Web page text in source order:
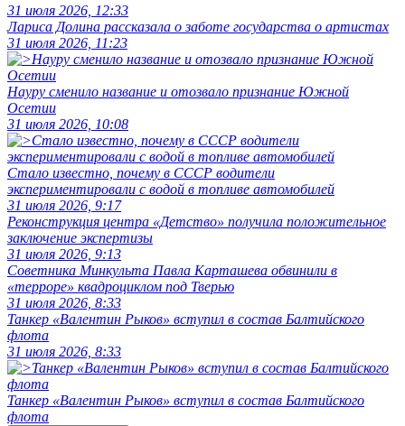
31 июля 2026, 12:33
Лариса Долина рассказала о заботе государства о артистах
31 июля 2026, 11:23
Науру сменило название и отозвало признание Южной
Осетии
31 июля 2026, 10:08
Стало известно, почему в СССР водители
экспериментировали с водой в топливе автомобилей
31 июля 2026, 9:17
Реконструкция центра «Детство» получила положительное
заключение экспертизы
31 июля 2026, 9:13
Советника Минкульта Павла Карташева обвинили в
«терроре» квадроциклом под Тверью
31 июля 2026, 8:33
Танкер «Валентин Рыков» вступил в состав Балтийского
флота
31 июля 2026, 8:33
Танкер «Валентин Рыков» вступил в состав Балтийского
флота